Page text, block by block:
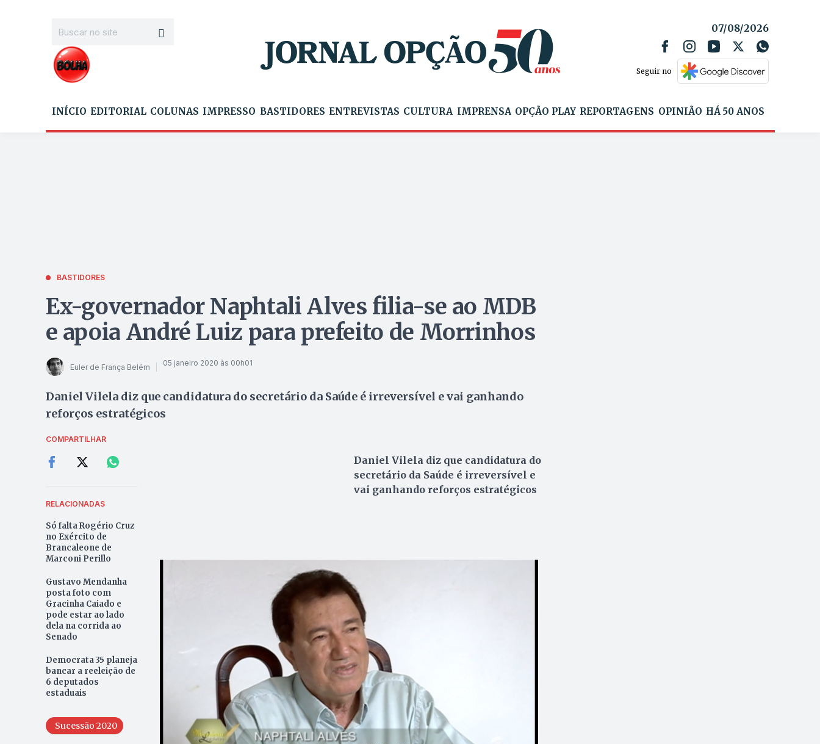
07/08/2026
Seguir no
INÍCIO EDITORIAL COLUNAS IMPRESSO BASTIDORES ENTREVISTAS CULTURA IMPRENSA OPÇÃO PLAY REPORTAGENS OPINIÃO HÁ 50 ANOS
BASTIDORES
Ex-governador Naphtali Alves filia-se ao MDB
e apoia André Luiz para prefeito de Morrinhos
Euler de França Belém 05 janeiro 2020 às 00h01
Daniel Vilela diz que candidatura do secretário da Saúde é irreversível e vai ganhando
reforços estratégicos
COMPARTILHAR
RELACIONADAS
Só falta Rogério Cruz
no Exército de
Brancaleone de
Marconi Perillo
Gustavo Mendanha
posta foto com
Gracinha Caiado e
pode estar ao lado
dela na corrida ao
Senado
Democrata 35 planeja
bancar a reeleição de
6 deputados
estaduais
Sucessão 2020
Daniel Vilela diz que candidatura do
secretário da Saúde é irreversível e
vai ganhando reforços estratégicos